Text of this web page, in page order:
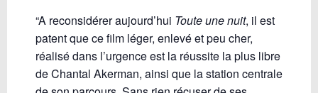
“A reconsidérer aujourd’hui Toute une nuit, il est
patent que ce film léger, enlevé et peu cher,
réalisé dans l’urgence est la réussite la plus libre
de Chantal Akerman, ainsi que la station centrale